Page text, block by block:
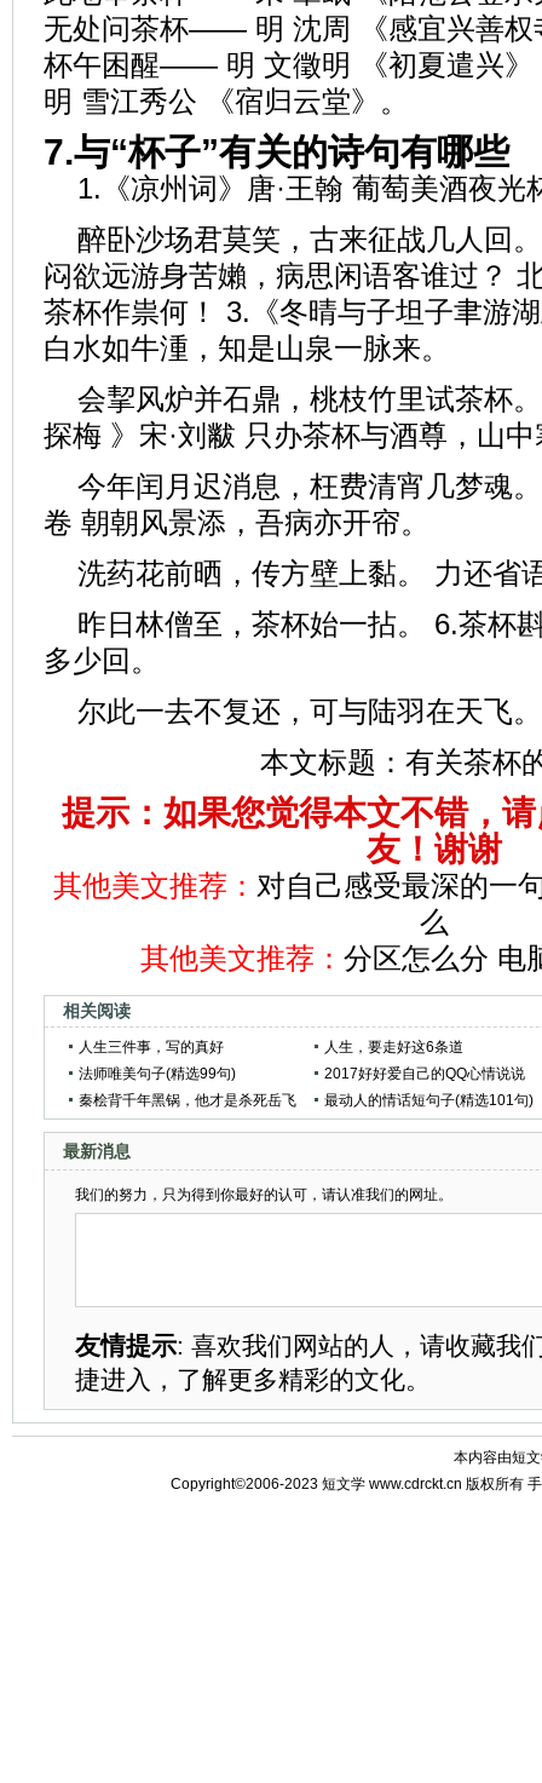
无处问茶杯—— 明 沈周 《感宜兴善权
杯午困醒—— 明 文徵明 《初夏遣兴
明 雪江秀公 《宿归云堂》。
7.与“杯子”有关的诗句有哪些
1.《凉州词》唐·王翰 葡萄美酒夜光
醉卧沙场君莫笑，古来征战几人回
闷欲远游身苦嬾，病思闲语客谁过？
茶杯作祟何！ 3.《冬晴与子坦子聿游
白水如牛湩，知是山泉一脉来。
会挈风炉并石鼎，桃枝竹里试茶杯
探梅 》宋·刘黻 只办茶杯与酒尊，山
今年闰月迟消息，枉费清宵几梦魂
卷 朝朝风景添，吾病亦开帘。
洗药花前晒，传方壁上黏。 力还省
昨日林僧至，茶杯始一拈。 6.茶杯
多少回。
尔此一去不复还，可与陆羽在天飞
本文标题： 有关茶杯
提示：如果您觉得本文不错，
友！谢谢
其他美文推荐： 对自己感受最深的一
么
其他美文推荐： 分区怎么分 电
相关阅读
人生三件事，写的真好
人生，要走好这6条道
法师唯美句子(精选99句)
2017好好爱自己的QQ心情说说
秦桧背千年黑锅，他才是杀死岳飞
最动人的情话短句子(精选101句)
最新消息
我们的努力，只为得到你最好的认可，请认准我们的网址。
友情提示: 喜欢我们网站的人，请收藏我
捷进入，了解更多精彩的文化。
本内容由短
Copyright©2006-2023 短文学 www.cdrckt.cn 版权所有